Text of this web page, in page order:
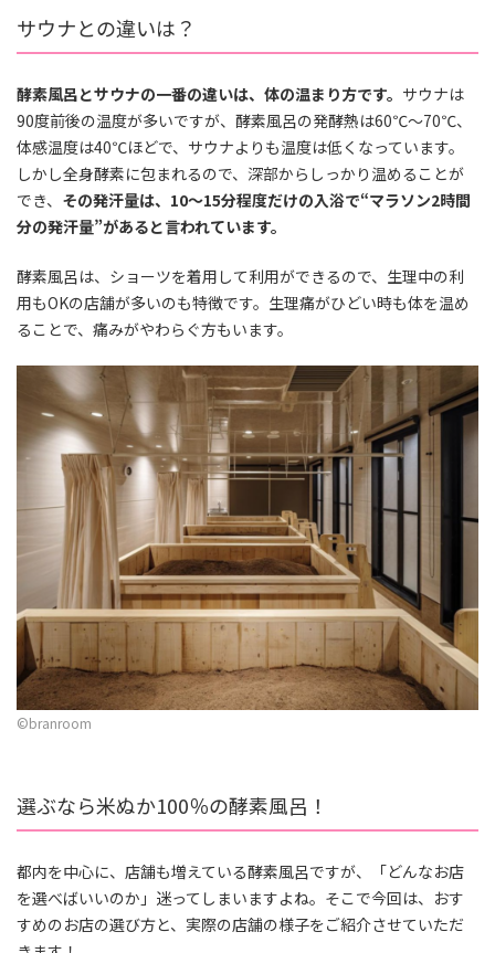
サウナとの違いは？
酵素風呂とサウナの一番の違いは、体の温まり方です。 サウナは
90度前後の温度が多いですが、酵素風呂の発酵熱は60℃～70℃、
体感温度は40℃ほどで、サウナよりも温度は低くなっています。
しかし全身酵素に包まれるので、深部からしっかり温めることが
でき、 その発汗量は、10～15分程度だけの入浴で“マラソン2時間
分の発汗量”があると言われています。
酵素風呂は、ショーツを着用して利用ができるので、生理中の利
用もOKの店舗が多いのも特徴です。生理痛がひどい時も体を温め
ることで、痛みがやわらぐ方もいます。
©︎branroom
選ぶなら米ぬか100％の酵素風呂！
都内を中心に、店舗も増えている酵素風呂ですが、「どんなお店
を選べばいいのか」迷ってしまいますよね。そこで今回は、おす
すめのお店の選び方と、実際の店舗の様子をご紹介させていただ